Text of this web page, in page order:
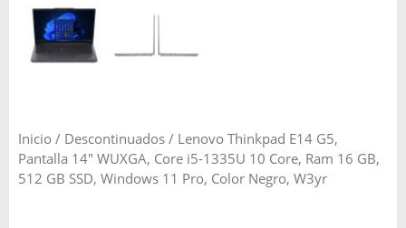
Inicio / Descontinuados / Lenovo Thinkpad E14 G5,
Pantalla 14″ WUXGA, Core i5-1335U 10 Core, Ram 16 GB,
512 GB SSD, Windows 11 Pro, Color Negro, W3yr